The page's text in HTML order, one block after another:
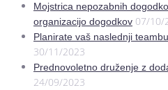
Mojstrica nepozabnih
organizacijo dogodkov 07/10/
Planirate vaš naslednji
30/11/2023
Prednovoletno druženje z
24/09/2023